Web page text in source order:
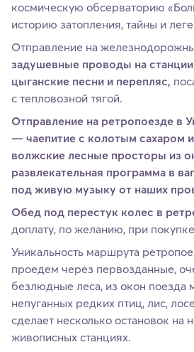
космическую обсерваторию
историю затопления, тайны и
Отправление на
задушевные проводы на
цыганские песни и перепляс,
с тепловозной тягой.
Отправление на ретропоезде в
— чаепитие с колотым сахаром
волжские лесные просторы из
развлекательная программа в
под живую музыку от наших
Обед под перестук колес в
доплату, по желанию, при
Уникальность маршрута
проедем через первозданные,
безлюдные леса, из окон поезда
непуганных редких птиц, лис,
сделает несколько остановок на
живописных станциях.